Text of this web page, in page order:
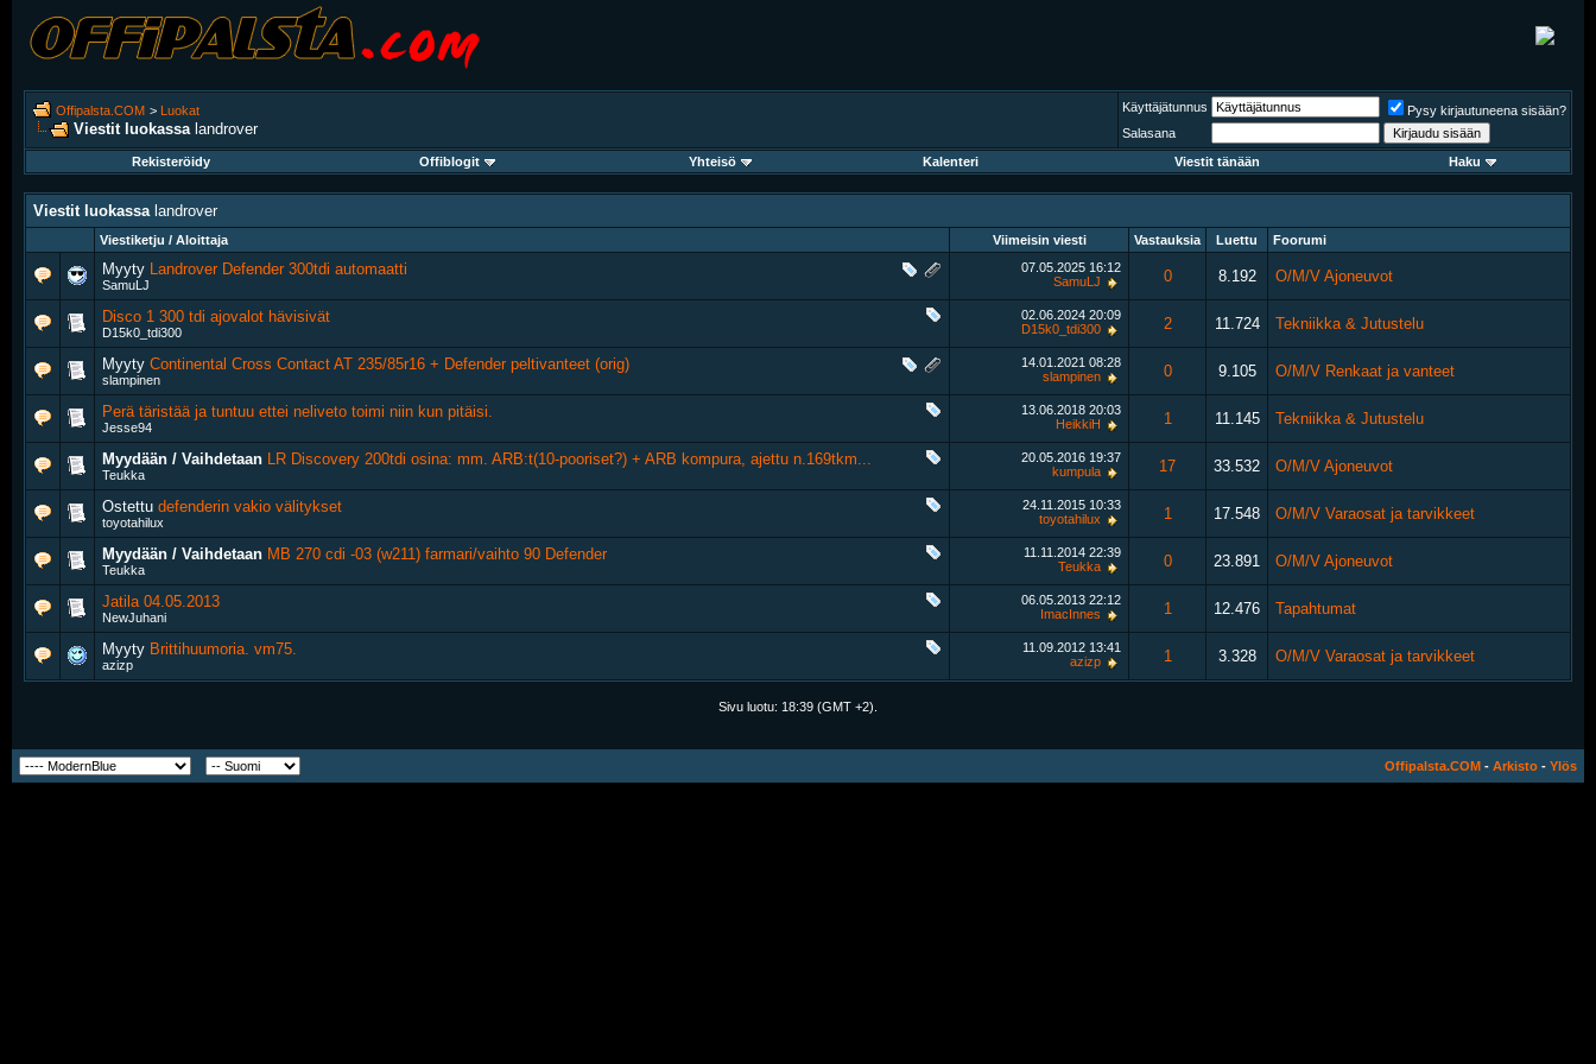
Offipalsta.COM > Luokat
Viestit luokassa landrover
Käyttäjätunnus
Pysy kirjautuneena sisään?
Salasana
Rekisteröidy
Offiblogit Yhteisö Kalenteri Viestit tänään Haku
Viestit luokassa landrover
Viestiketju / Aloittaja Viimeisin viesti Vastauksia Luettu Foorumi
Myyty Landrover Defender 300tdi automaatti
SamuLJ
07.05.2025 16:12
SamuLJ
0 8.192 O/M/V Ajoneuvot
Disco 1 300 tdi ajovalot hävisivät
D15k0_tdi300
02.06.2024 20:09
D15k0_tdi300
2 11.724 Tekniikka & Jutustelu
Myyty Continental Cross Contact AT 235/85r16 + Defender peltivanteet (orig)
slampinen
14.01.2021 08:28
slampinen
0 9.105 O/M/V Renkaat ja vanteet
Perä täristää ja tuntuu ettei neliveto toimi niin kun pitäisi.
Jesse94
13.06.2018 20:03
HeikkiH
1 11.145 Tekniikka & Jutustelu
Myydään / Vaihdetaan LR Discovery 200tdi osina: mm. ARB:t(10-pooriset?) + ARB kompura, ajettu n.169tkm...
Teukka
20.05.2016 19:37
kumpula
17 33.532 O/M/V Ajoneuvot
Ostettu defenderin vakio välitykset
toyotahilux
24.11.2015 10:33
toyotahilux
1 17.548 O/M/V Varaosat ja tarvikkeet
Myydään / Vaihdetaan MB 270 cdi -03 (w211) farmari/vaihto 90 Defender
Teukka
11.11.2014 22:39
Teukka
0 23.891 O/M/V Ajoneuvot
Jatila 04.05.2013
NewJuhani
06.05.2013 22:12
ImacInnes
1 12.476 Tapahtumat
Myyty Brittihuumoria. vm75.
azizp
11.09.2012 13:41
azizp
1 3.328 O/M/V Varaosat ja tarvikkeet
Sivu luotu: 18:39 (GMT +2).
Offipalsta.COM - Arkisto - Ylös